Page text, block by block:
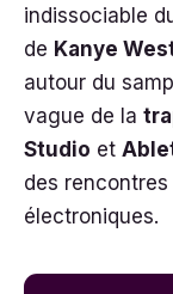
indissociable
de Kanye
autour du
vague de la
Studio et
des
électroniques.